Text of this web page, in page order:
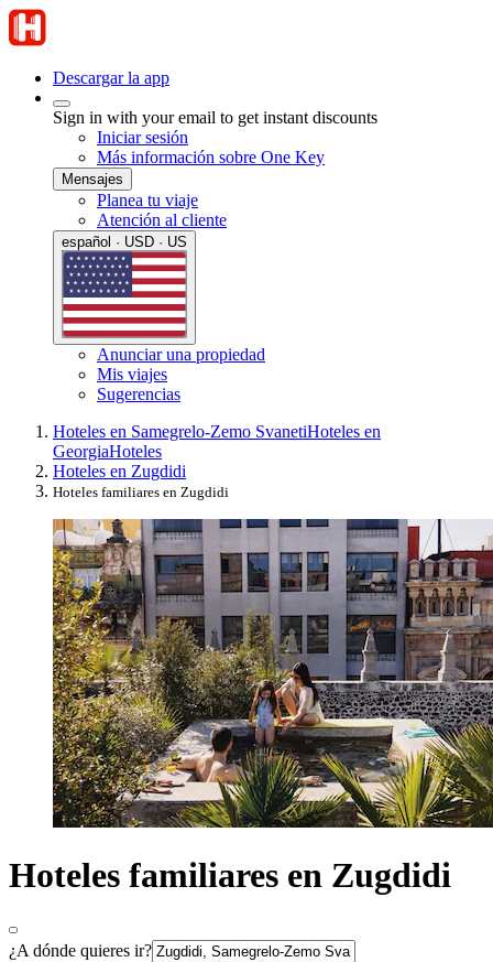
Descargar la app
Sign in with your email to get instant discounts
Iniciar sesión
Más información sobre One Key
Mensajes
Planea tu viaje
Atención al cliente
español · USD · US
Anunciar una propiedad
Mis viajes
Sugerencias
Hoteles en Samegrelo-Zemo SvanetiHoteles en
GeorgiaHoteles
Hoteles en Zugdidi
Hoteles familiares en Zugdidi
Hoteles familiares en Zugdidi
¿A dónde quieres ir?